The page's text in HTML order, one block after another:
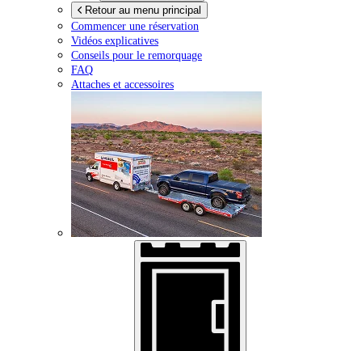
Retour au menu principal
Commencer une réservation
Vidéos explicatives
Conseils pour le remorquage
FAQ
Attaches et accessoires